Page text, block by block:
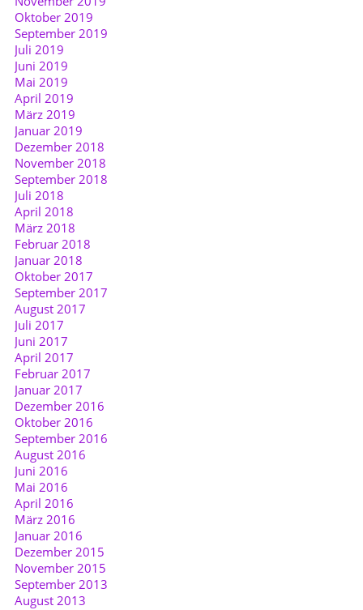
Oktober 2019
September 2019
Juli 2019
Juni 2019
Mai 2019
April 2019
März 2019
Januar 2019
Dezember 2018
November 2018
September 2018
Juli 2018
April 2018
März 2018
Februar 2018
Januar 2018
Oktober 2017
September 2017
August 2017
Juli 2017
Juni 2017
April 2017
Februar 2017
Januar 2017
Dezember 2016
Oktober 2016
September 2016
August 2016
Juni 2016
Mai 2016
April 2016
März 2016
Januar 2016
Dezember 2015
November 2015
September 2013
August 2013